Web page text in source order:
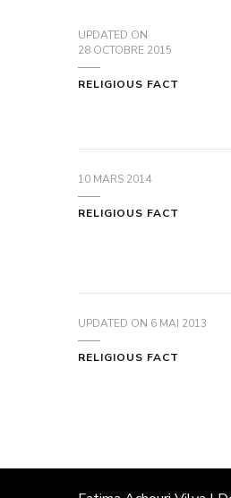
UPDATED ON
28 OCTOBRE 2015
RELIGIOUS FACT
10 MARS 2014
RELIGIOUS FACT
UPDATED ON 6 MAI 2013
RELIGIOUS FACT